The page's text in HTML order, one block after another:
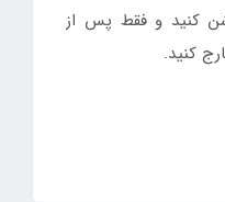
کنید و فقط پس از
کنید.